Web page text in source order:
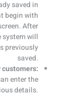
saved in
begin with
After
system will
previously
saved.
customers:
enter the
details.